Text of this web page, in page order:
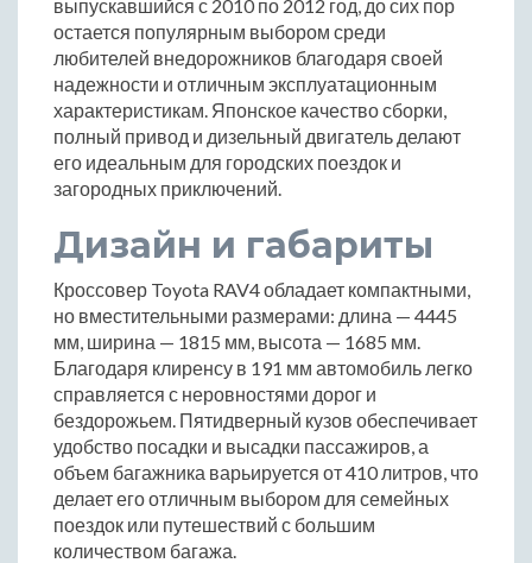
выпускавшийся с 2010 по 2012 год, до сих пор
остается популярным выбором среди
любителей внедорожников благодаря своей
надежности и отличным эксплуатационным
характеристикам. Японское качество сборки,
полный привод и дизельный двигатель делают
его идеальным для городских поездок и
загородных приключений.
Дизайн и габариты
Кроссовер Toyota RAV4 обладает компактными,
но вместительными размерами: длина — 4445
мм, ширина — 1815 мм, высота — 1685 мм.
Благодаря клиренсу в 191 мм автомобиль легко
справляется с неровностями дорог и
бездорожьем. Пятидверный кузов обеспечивает
удобство посадки и высадки пассажиров, а
объем багажника варьируется от 410 литров, что
делает его отличным выбором для семейных
поездок или путешествий с большим
количеством багажа.